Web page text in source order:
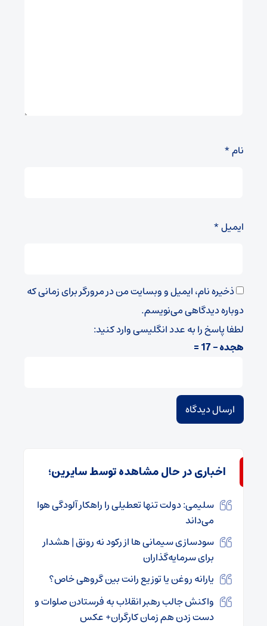
نام*
ایمیل*
ذخیره نام، ایمیل و وبسایت من در مرورگر برای زمانی که
دوباره دیدگاهی می‌نویسم.
لطفا پاسخ را به عدد انگلیسی وارد کنید:
هجده − 17 =
اخباری در حال مشاهده توسط سایرین؛
سلیمی: دولت تنها تعطیلی را راهکار آلودگی هوا
می‌داند
سودسازی سیمانی ها از رکود نه رونق | هشدار
برای سرمایه‌گذاران
یارانه روغن یا توزیع رانت بین گروهی خاص؟
واکنش جالب رهبر انقلاب به فرستادن صلوات و
دست زدن هم زمان کارگران+ عکس